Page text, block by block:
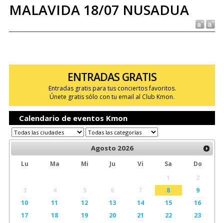
MALAVIDA 18/07 NUSADUA
ENTRADAS GRATIS
Entradas gratis para tus conciertos favoritos.
Únete gratis sólo con tu email al Club Kmon.
Calendario de eventos Kmon
Agosto 2026
Lu Ma Mi Ju Vi Sa
Do
1
2
3
4 5 6 7 8
9
10
11 12 13 14 15
16
17
18 19 20 21 22
23